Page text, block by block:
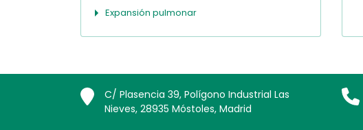
Expansión pulmonar
C/ Plasencia 39, Polígono Industrial Las
Nieves, 28935 Móstoles, Madrid